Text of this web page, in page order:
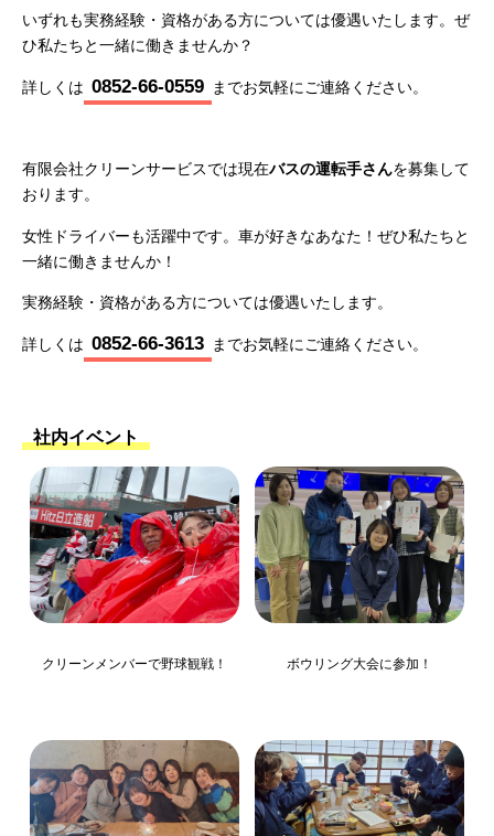
いずれも実務経験・資格がある方については優遇いたします。ぜ
ひ私たちと一緒に働きませんか？
詳しくは 0852-66-0559 までお気軽にご連絡ください。
有限会社クリーンサービスでは現在バスの運転手さんを募集して
おります。
女性ドライバーも活躍中です。車が好きなあなた！ぜひ私たちと
一緒に働きませんか！
実務経験・資格がある方については優遇いたします。
詳しくは 0852-66-3613 までお気軽にご連絡ください。
社内イベント
クリーンメンバーで野球観戦！ ボウリング大会に参加！